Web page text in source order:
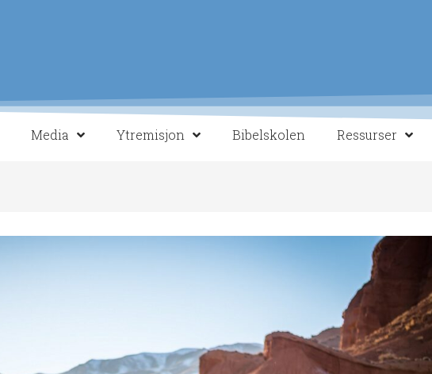
Media Ytremisjon Bibelskolen Ressurser